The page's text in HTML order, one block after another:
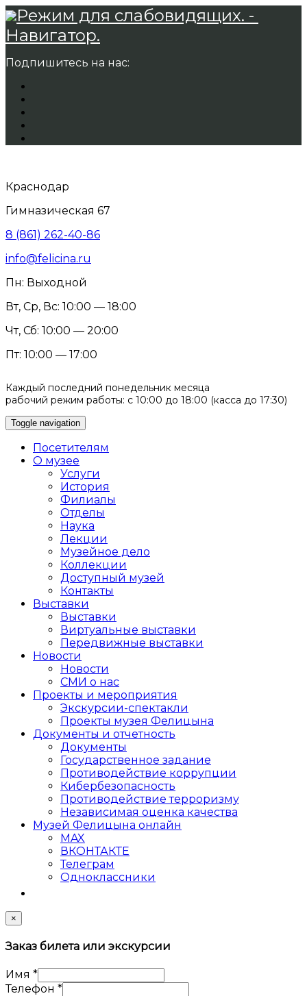
Режим для слабовидящих. -
Навигатор.
Подпишитесь на нас:
Краснодар
Гимназическая 67
8 (861) 262-40-86
info@felicina.ru
Пн: Выходной
Вт, Ср, Вс: 10:00 — 18:00
Чт, Сб: 10:00 — 20:00
Пт: 10:00 — 17:00
Каждый последний понедельник месяца
рабочий режим работы: с 10:00 до 18:00 (касса до 17:30)
Toggle navigation
Посетителям
О музее
Услуги
История
Филиалы
Отделы
Наука
Лекции
Музейное дело
Коллекции
Доступный музей
Контакты
Выставки
Выставки
Виртуальные выставки
Передвижные выставки
Новости
Новости
СМИ о нас
Проекты и мероприятия
Экскурсии-спектакли
Проекты музея Фелицына
Документы и отчетность
Документы
Государственное задание
Противодействие коррупции
Кибер­безопасность
Противодействие терроризму
Независимая оценка качества
Музей Фелицына онлайн
MAX
ВКОНТАКТЕ
Телеграм
Одноклассники
×
Заказ билета или экскурсии
Имя *
Телефон *